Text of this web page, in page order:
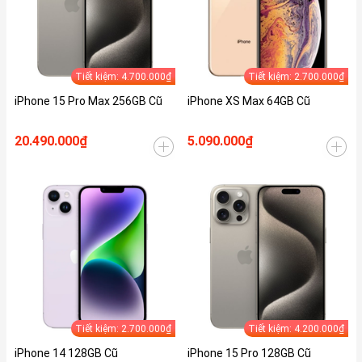
Tiết kiệm: 4.700.000₫
iPhone 15 Pro Max 256GB Cũ
20.490.000₫
Tiết kiệm: 2.700.000₫
iPhone XS Max 64GB Cũ
5.090.000₫
Tiết kiệm: 2.700.000₫
iPhone 14 128GB Cũ
Tiết kiệm: 4.200.000₫
iPhone 15 Pro 128GB Cũ